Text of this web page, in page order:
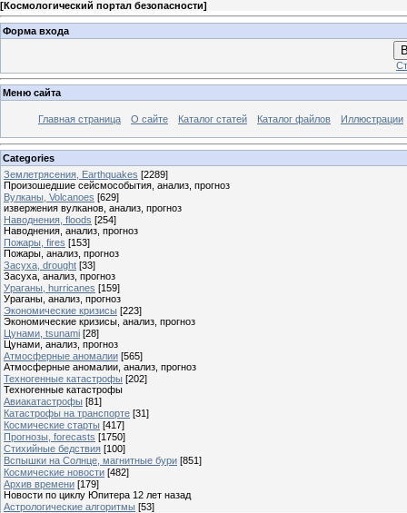
[Космологический портал безопасности]
Форма входа
Меню сайта
Главная страница О сайте Каталог статей Каталог файлов Иллюстрации
Categories
Землетрясения, Earthquakes [2289]
Произошедшие сейсмособытия, анализ, прогноз
Вулканы, Volcanoes [629]
извержения вулканов, анализ, прогноз
Наводнения, floods [254]
Наводнения, анализ, прогноз
Пожары, fires [153]
Пожары, анализ, прогноз
Засуха, drought [33]
Засуха, анализ, прогноз
Ураганы, hurricanes [159]
Ураганы, анализ, прогноз
Экономические кризисы [223]
Экономические кризисы, анализ, прогноз
Цунами, tsunami [28]
Цунами, анализ, прогноз
Атмосферные аномалии [565]
Атмосферные аномалии, анализ, прогноз
Техногенные катастрофы [202]
Техногенные катастрофы
Авиакатастрофы [81]
Катастрофы на транспорте [31]
Космические старты [417]
Прогнозы, forecasts [1750]
Стихийные бедствия [100]
Вспышки на Солнце, магнитные бури [851]
Космические новости [482]
Архив времени [179]
Новости по циклу Юпитера 12 лет назад
Астрологические алгоритмы [53]